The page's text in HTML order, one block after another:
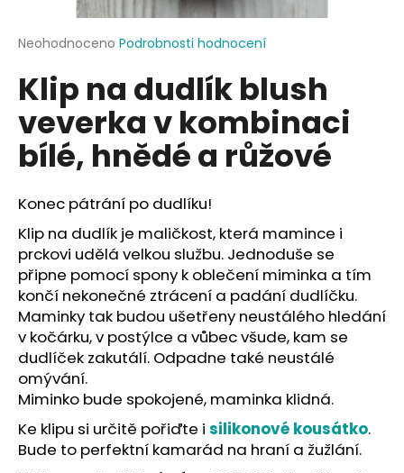
Průměrné
produktu
je
z
5
hvězdiček.
Neohodnoceno Podrobnosti hodnocení
Klip na dudlík blush
veverka v kombinaci
bílé, hnědé a růžové
Konec pátrání po dudlíku!
Klip na dudlík je maličkost, která mamince i
prckovi udělá velkou službu. Jednoduše se
připne pomocí spony k oblečení miminka a tím
končí nekonečné ztrácení a padání dudlíčku.
Maminky tak budou ušetřeny neustálého hledání
v kočárku, v postýlce a vůbec všude, kam se
dudlíček zakutálí. Odpadne také neustálé
omývání.
Miminko bude spokojené, maminka klidná.
Ke klipu si určitě pořiďte i silikonové kousátko.
Bude to perfektní kamarád na hraní a žužlání.
j
t
?
HLEDAT
D
o
p
o
r
u
č
u
j